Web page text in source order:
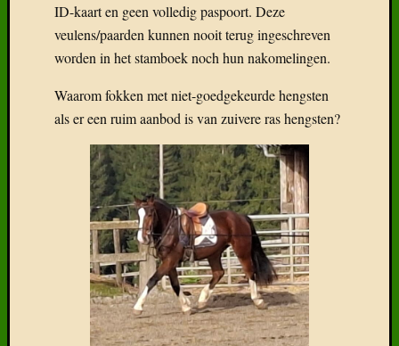
ID-kaart en geen volledig paspoort. Deze
veulens/paarden kunnen nooit terug ingeschreven
worden in het stamboek noch hun nakomelingen.
Waarom fokken met niet-goedgekeurde hengsten
als er een ruim aanbod is van zuivere ras hengsten?